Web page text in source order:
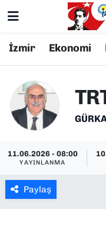
İzmir Ekonomi
11.06.2026 - 08:00
YAYINLANMA
Paylaş
Resmi İlanlar
DÜNYA
EKONOMİ
KÜLTÜR SANAT
Konak Nöbetçi
Konak Trafik
Tüm Manşetler
Son Dakika